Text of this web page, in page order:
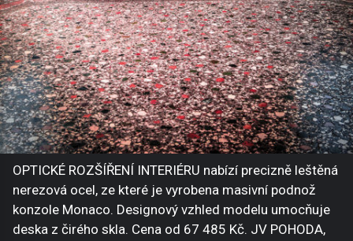
OPTICKÉ ROZŠÍŘENÍ INTERIÉRU nabízí precizně leštěná
nerezová ocel, ze které je vyrobena masivní podnož
konzole Monaco. Designový vzhled modelu umocňuje
deska z čirého skla. Cena od 67 485 Kč. JV POHODA,